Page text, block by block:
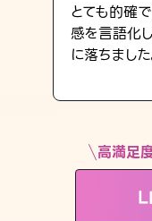
LINE占いを開
※LINEアプリ内のサービスページ
とても的確
感を言語化
に落ちました
高満足